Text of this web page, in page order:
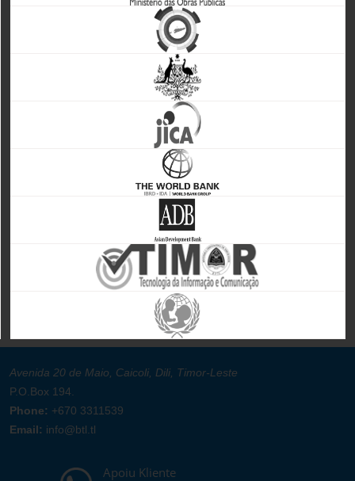
Avenida 20 de Maio, Caicoli, Dili, Timor-Leste
P.O.Box 194.
Phone: +670 3311539
Email: info@btl.tl
Apoiu Kliente